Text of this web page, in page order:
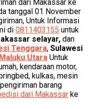
dari Makassar ke
tanggal 01 November
Untuk Informasi
di 0811403155 untuk
selayar, dan
Tenggara, Sulawesi
Maluku Utara Untuk
kendaraan motor,
kulkas, mesin
barang
dari Makassar ke